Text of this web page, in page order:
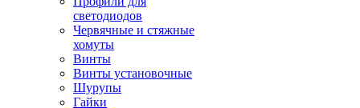
светодиодов
Червячные и стяжные
хомуты
Винты
Винты установочные
Шурупы
Гайки